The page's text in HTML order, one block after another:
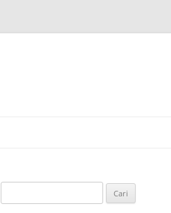
untuk: